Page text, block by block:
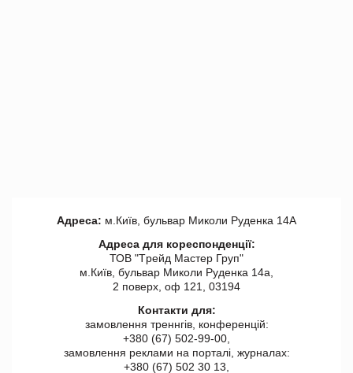
Адреса: м.Київ, бульвар Миколи Руденка 14А
Адреса для кореспонденції:
ТОВ "Tрейд Мастер Груп"
м.Київ, бульвар Миколи Руденка 14а,
2 поверх, оф 121, 03194
Контакти для:
замовлення треннгів, конференцій:
+380 (67) 502-99-00,
замовлення реклами на порталі, журналах:
+380 (67) 502 30 13,